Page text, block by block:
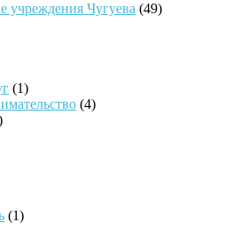
учреждения Чугуева (49)
(1)
(4)
(1)